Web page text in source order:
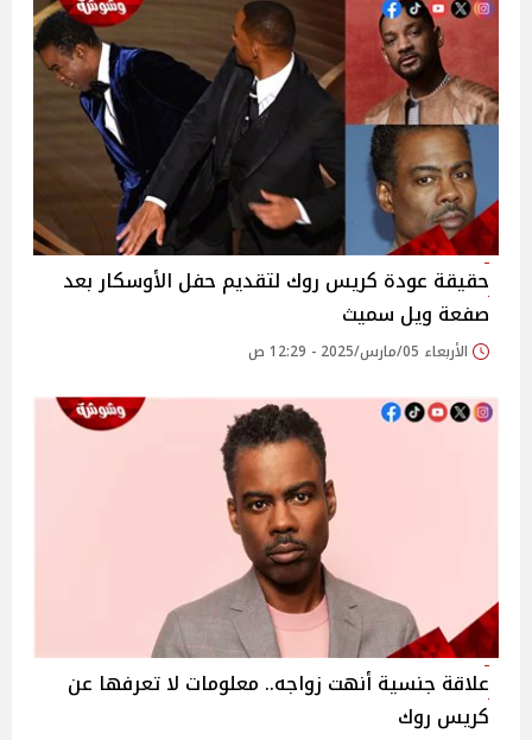
حقيقة عودة كريس روك لتقديم حفل الأوسكار بعد
صفعة ويل سميث
الأربعاء 05/مارس/2025 - 12:29 ص
علاقة جنسية أنهت زواجه.. معلومات لا تعرفها عن
كريس روك